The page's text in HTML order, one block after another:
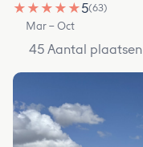
★ ★ ★ ★ ★5(63)
Mar – Oct
45 Aantal plaatsen